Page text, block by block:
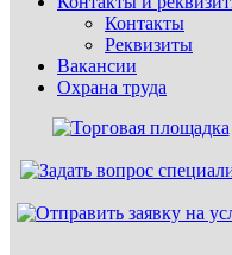
Контакты
Реквизиты
Вакансии
Охрана труда